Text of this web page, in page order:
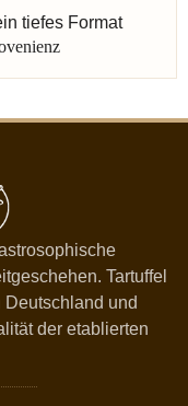
tiefes Format
Tartuffel
und
der etablierten